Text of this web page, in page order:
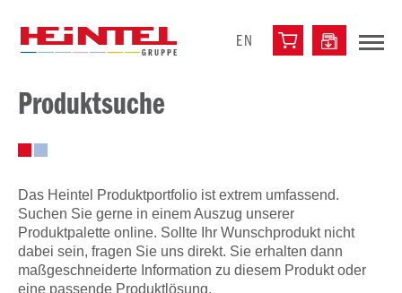
EN
Produktsuche
Das Heintel Produktportfolio ist extrem umfassend.
Suchen Sie gerne in einem Auszug unserer
Produktpalette online. Sollte Ihr Wunschprodukt nicht
dabei sein, fragen Sie uns direkt. Sie erhalten dann
maßgeschneiderte Information zu diesem Produkt oder
eine passende Produktlösung.